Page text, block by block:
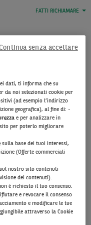
FATTI RICHIAMARE
preso visione
dati, ti informa che su
da noi selezionati cookie per
(ad esempio l’indirizzo
geografica), al fine di: -
e per analizzare in
per poterlo migliorare
sulla base dei tuoi interessi,
(Offerte commerciali
nostro sito contenuti
dei contenuti).
è richiesto il tuo consenso.
e revocare il consenso
e modificare le tue
attraverso la Cookie
senza accettare